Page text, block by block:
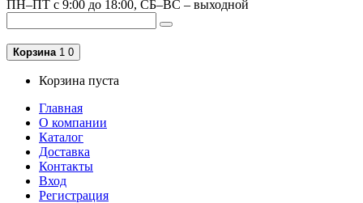
ПН–ПТ с 9:00 до 18:00, СБ–ВС – выходной
Корзина 1 0
Корзина пуста
Главная
О компании
Каталог
Доставка
Контакты
Вход
Регистрация